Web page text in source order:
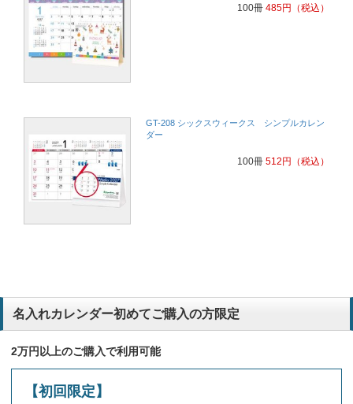
100冊 485円 （税込）
GT-208 シックスウィークス シンプルカレン
ダー
100冊 512 円 （税込）
名入れカレンダー初めてご購入の方限定
2万円以上のご購入で利用可能
【初回限定】